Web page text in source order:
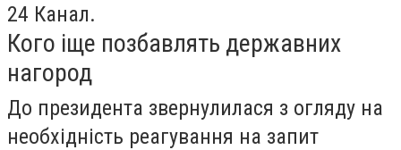
24 Канал.
Кого іще позбавлять державних
нагород
До президента звернулилася з огляду на
необхідність реагування на запит